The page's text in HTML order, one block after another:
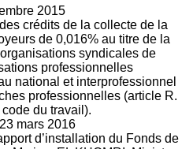
2015
crédits de la collecte de la
de 0,016% au titre de la
syndicales de
professionnelles
national et interprofessionnel
professionnelles (article R.
code du travail).
23 mars 2016
d’installation du Fonds de